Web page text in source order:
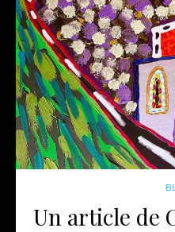
Un article de